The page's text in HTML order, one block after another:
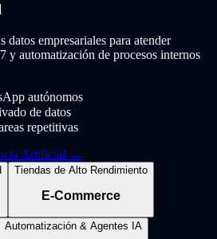
datos empresariales para atender
y automatización de procesos internos
autónomos
de datos
repetitivas
Artificial →
Tiendas de Alto Rendimiento
E-Commerce
Automatización & Agentes IA